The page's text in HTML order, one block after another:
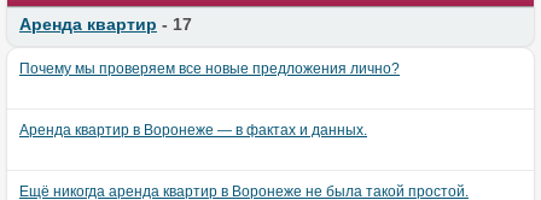
Аренда квартир - 17
Почему мы проверяем все новые предложения лично?
Аренда квартир в Воронеже — в фактах и данных.
Ещё никогда аренда квартир в Воронеже не была такой простой.